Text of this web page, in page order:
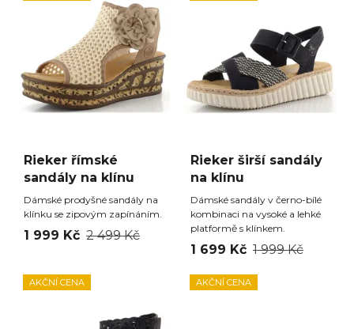
Rieker římské
sandály na klínu
Dámské prodyšné sandály na
klínku se zipovým zapínáním.
1 999 Kč 2 499 Kč
Rieker širší sandály
na klínu
Dámské sandály v černo-bílé
kombinaci na vysoké a lehké
platformě s klínkem.
1 699 Kč 1 999 Kč
AKČNÍ CENA AKČNÍ CENA